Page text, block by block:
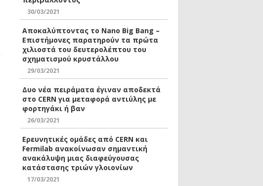
30/03/2021
Αποκαλύπτοντας το Nano Big Bang –
Επιστήμονες παρατηρούν τα πρώτα
χιλιοστά του δευτερολέπτου του
σχηματισμού κρυστάλλου
29/03/2021
Δυο νέα πειράματα έγιναν αποδεκτά
στο CERN για μεταφορά αντιύλης με
φορτηγάκι ή βαν
26/03/2021
Ερευνητικές ομάδες από CERN και
Fermilab ανακοίνωσαν σημαντική
ανακάλυψη μιας διαφεύγουσας
κατάστασης τριών γλοιονίων
17/03/2021